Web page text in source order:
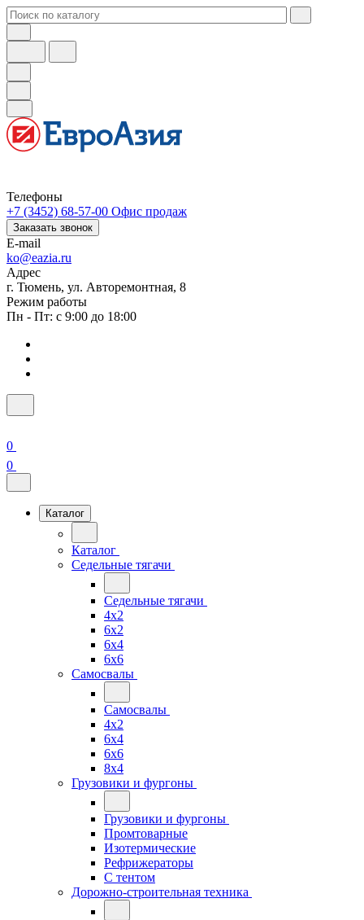
Телефоны
+7 (3452) 68-57-00 Офис продаж
Заказать звонок
E-mail
ko@eazia.ru
Адрес
г. Тюмень, ул. Авторемонтная, 8
Режим работы
Пн - Пт: с 9:00 до 18:00
0
0
Каталог
Каталог
Седельные тягачи
Седельные тягачи
4x2
6x2
6x4
6x6
Самосвалы
Самосвалы
4x2
6x4
6x6
8x4
Грузовики и фургоны
Грузовики и фургоны
Промтоварные
Изотермические
Рефрижераторы
С тентом
Дорожно-строительная техника